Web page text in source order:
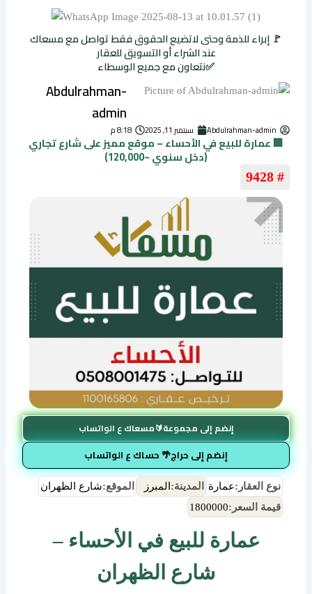
🚩 إبراء للذمة وحتى لاتضيع الحقوق فقط تواصل مع مسعاك
عند الشراء أو التسويق للعقار
✅نتعاون مع جميع الوسطاء
Abdulrahman-
admin
Abdulrahman-admin سبتمبر 11, 2025 8:18 م
🏢 عمارة للبيع في الأحساء – موقع مميز على شارع تجاري
(دخل سنوي ~120,000)
# 9428
إنضم إلى مجموعة🔰مسعاك ع الواتساب
إنضم إلى حراج🌴 حساك ع الواتساب
نوع العقار:عمارة المدينة: المبرز الموقع:شارع الظهران
قيمة السعر:1800000
عمارة للبيع في الأحساء –
شارع الظهران